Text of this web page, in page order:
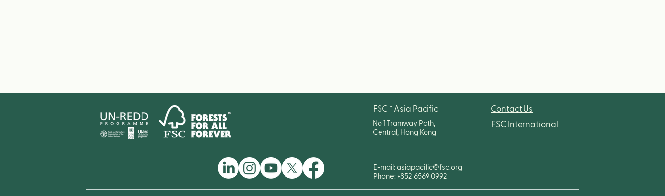
FSC™ Asia Pacific
No 1 Tramway Path,
Central, Hong Kong
Contact Us
FSC International
E-mail: asiapacific@fsc.org
Phone: +852 6569 0992